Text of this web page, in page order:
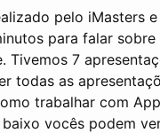
pelo iMasters
para falar
Tivemos 7
todas as
trabalhar com
vocês podem